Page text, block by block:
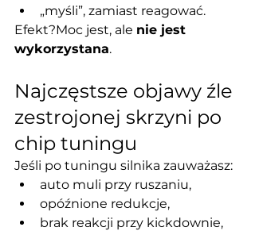
„myśli”, zamiast reagować.
Efekt?Moc jest, ale nie jest
wykorzystana.
Najczęstsze objawy źle
zestrojonej skrzyni po
chip tuningu
Jeśli po tuningu silnika zauważasz:
auto muli przy ruszaniu,
opóźnione redukcje,
brak reakcji przy kickdownie,